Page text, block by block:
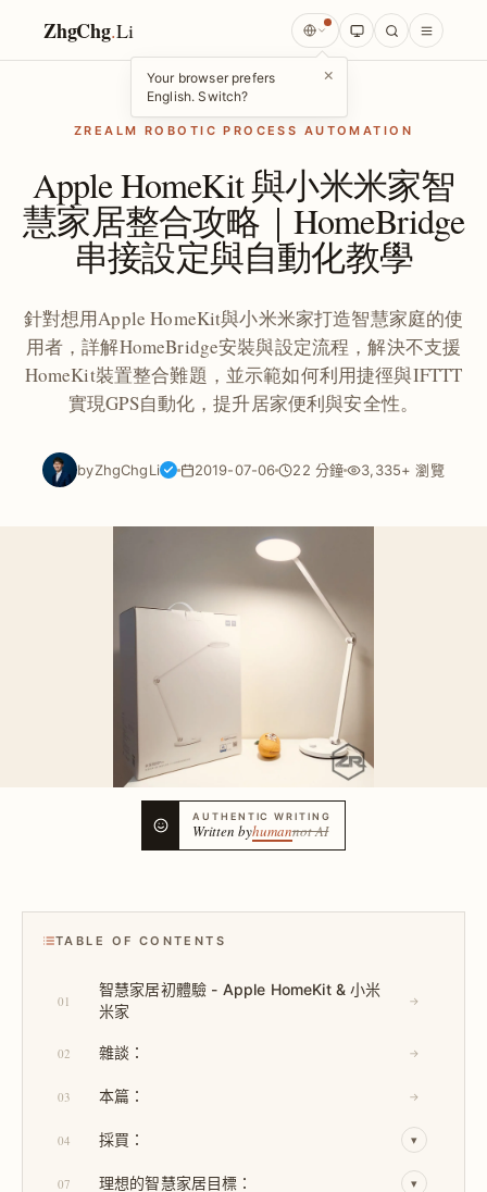
ZhgChg.Li
Your browser prefers
English. Switch?
×
ZREALM ROBOTIC PROCESS AUTOMATION
Apple HomeKit 與小米米家智
慧家居整合攻略｜HomeBridge
串接設定與自動化教學
針對想用Apple HomeKit與小米米家打造智慧家庭的使
用者，詳解HomeBridge安裝與設定流程，解決不支援
HomeKit裝置整合難題，並示範如何利用捷徑與IFTTT
實現GPS自動化，提升居家便利與安全性。
byZhgChgLi 2019-07-06 22 分鐘 3,335+ 瀏覽
AUTHENTIC WRITING
Written byhumannot AI
TABLE OF CONTENTS
01
智慧家居初體驗 - Apple HomeKit & 小米
米家
→
02 雜談： →
03 本篇： →
04 採買： ▾
07 理想的智慧家居目標： ▾